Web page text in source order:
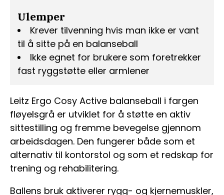
Leitz Ergo Cosy Active balanseball i fargen
fløyelsgrå er utviklet for å støtte en aktiv
sittestilling og fremme bevegelse gjennom
arbeidsdagen. Den fungerer både som et
alternativ til kontorstol og som et redskap for
trening og rehabilitering.
Ballens bruk aktiverer rygg- og kjernemuskler,
Ulemper
Krever tilvenning hvis man ikke er vant
til å sitte på en balanseball
Ikke egnet for brukere som foretrekker
fast ryggstøtte eller armlener